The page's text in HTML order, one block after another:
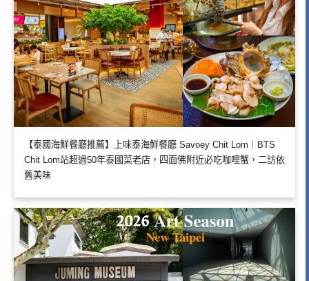
【泰國海鮮餐廳推薦】上味泰海鮮餐廳 Savoey Chit Lom｜BTS
Chit Lom站超過50年泰國菜老店，四面佛附近必吃咖哩蟹，二訪依
舊美味